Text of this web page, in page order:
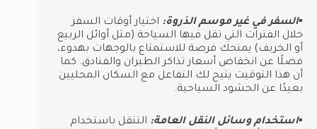
▪︎السفر في غير موسم الذروة: اختيار أوقات السفر
خلال الفترات التي تقل فيها السياحة (مثل أوائل الربيع
أو الخريف) يمنحك فرصة للاستمتاع بالوجهات بهدوء،
فضلًا عن انخفاض أسعار تذاكر الطيران والفنادق. كما
أن هذا التوقيت يتيح لك التفاعل مع السكان المحليين
بعيدًا عن الحشود السياحية.
▪︎استخدام وسائل النقل العامة: التنقل باستخدام